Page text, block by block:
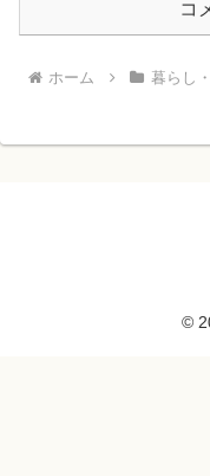
コ
ホーム 暮らし
©